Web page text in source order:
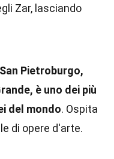
Zar, lasciando
Pietroburgo,
è uno dei più
del mondo. Ospita
di opere d'arte.